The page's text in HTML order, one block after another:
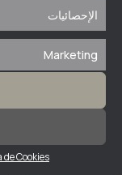
الإحصائيات
Marketing
de Cookies